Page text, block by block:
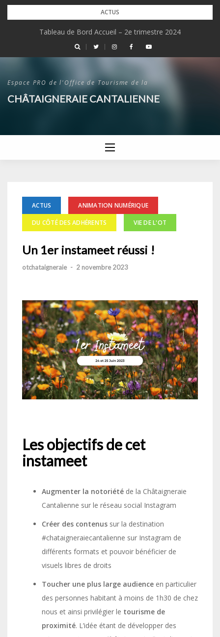
Skip
ACTUS
Tableau de Bord Accueil – 2e trimestre 2024
Espace PRO de l'Office de Tourisme de la
CHÂTAIGNERAIE CANTALIENNE
ACTUS ANIMATION NUMÉRIQUE
DU CÔTÉ DES ADHÉRENTS VIE DE L'OT
Un 1er instameet réussi !
otchataigneraie - 2 novembre 2023
Les objectifs de cet
instameet
Augmenter la notoriété de la Châtaigneraie
Cantalienne sur le réseau social Instagram
Créer des contenus sur la destination
#chataigneraiecantalienne sur Instagram de
différents formats et pouvoir bénéficier de
visuels libres de droits
Toucher une plus large audience en particulier
des personnes habitant à moins de 1h30 de chez
nous et ainsi privilégier le tourisme de
proximité. L’idée étant de développer des